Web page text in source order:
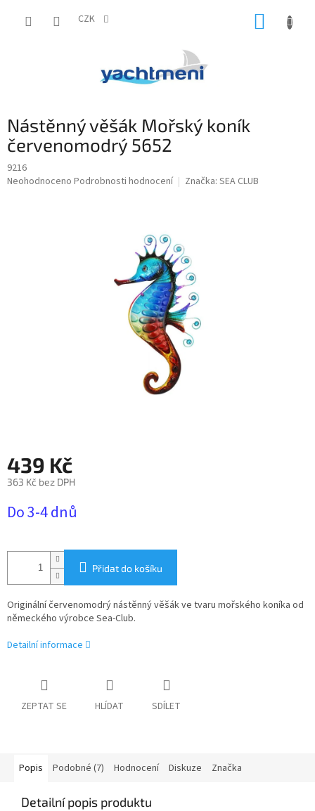
CZK
Nástěnný věšák Mořský koník
červenomodrý 5652
9216
Průměrné
Neohodnoceno Podrobnosti hodnocení Značka: SEA CLUB
439 Kč
363 Kč bez DPH
cena:
Do 3-4 dnů
Přidat do košíku
Originální červenomodrý nástěnný věšák ve tvaru mořského koníka od
německého výrobce Sea-Club.
Detailní informace
ZEPTAT SE HLÍDAT SDÍLET
Popis Podobné (7) Hodnocení Diskuze Značka
Detailní popis produktu